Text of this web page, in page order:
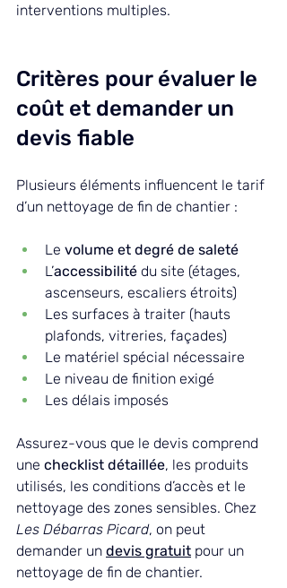
interventions multiples.
Critères pour évaluer le
coût et demander un
devis fiable
Plusieurs éléments influencent le tarif
d’un nettoyage de fin de chantier :
Le volume et degré de saleté
L’accessibilité du site (étages,
ascenseurs, escaliers étroits)
Les surfaces à traiter (hauts
plafonds, vitreries, façades)
Le matériel spécial nécessaire
Le niveau de finition exigé
Les délais imposés
Assurez-vous que le devis comprend
une checklist détaillée, les produits
utilisés, les conditions d’accès et le
nettoyage des zones sensibles. Chez
Les Débarras Picard, on peut
demander un devis gratuit pour un
nettoyage de fin de chantier.